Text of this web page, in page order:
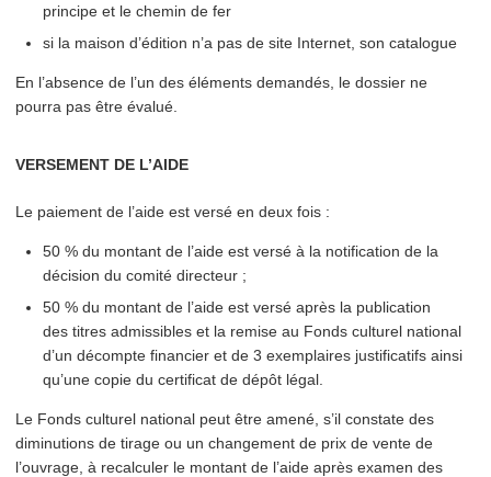
principe et le chemin de fer
si la maison d’édition n’a pas de site Internet, son catalogue
En l’absence de l’un des éléments demandés, le dossier ne
pourra pas être évalué.
VERSEMENT DE L’AIDE
Le paiement de l’aide est versé en deux fois :
50 % du montant de l’aide est versé à la noti­fi­ca­tion de la
décision du comité directeur ;
50 % du montant de l’aide est versé après la publication
des titres admissibles et la remise au Fonds culturel national
d’un décompte financier et de 3 exemplaires jus­ti­fi­cat­ifs ainsi
qu’une copie du certificat de dépôt légal.
Le Fonds culturel national peut être amené, s’il constate des
diminutions de tirage ou un changement de prix de vente de
l’ouvrage, à recalculer le montant de l’aide après examen des